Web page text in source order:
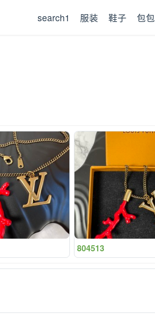
search1 服装 鞋子 包包
804513